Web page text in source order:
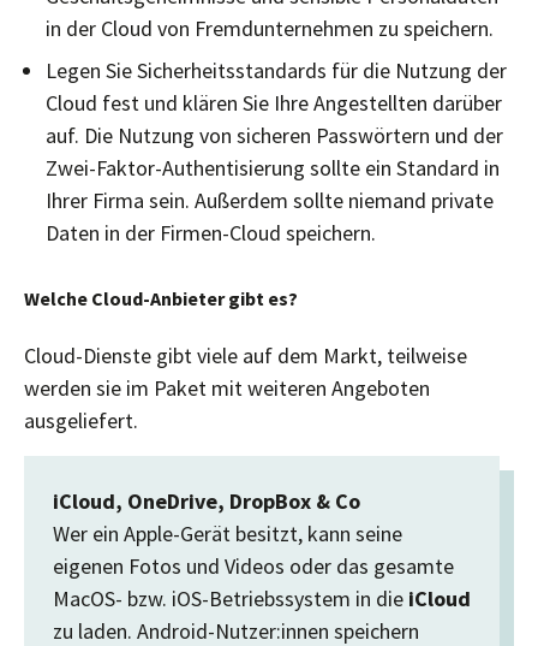
in der Cloud von Fremdunternehmen zu speichern.
Legen Sie Sicherheitsstandards für die Nutzung der
Cloud fest und klären Sie Ihre Angestellten darüber
auf. Die Nutzung von sicheren Passwörtern und der
Zwei-Faktor-Authentisierung sollte ein Standard in
Ihrer Firma sein. Außerdem sollte niemand private
Daten in der Firmen-Cloud speichern.
Welche Cloud-Anbieter gibt es?
Cloud-Dienste gibt viele auf dem Markt, teilweise
werden sie im Paket mit weiteren Angeboten
ausgeliefert.
iCloud, OneDrive, DropBox & Co
Wer ein Apple-Gerät besitzt, kann seine
eigenen Fotos und Videos oder das gesamte
MacOS- bzw. iOS-Betriebssystem in die iCloud
zu laden. Android-Nutzer:innen speichern